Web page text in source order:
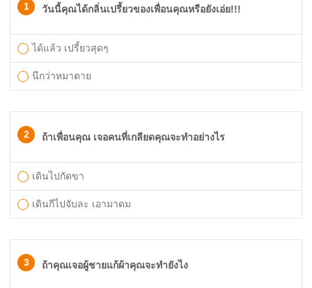
1 วันนี้คุณได้กลิ่นเปรี้ยวของเพื่อนคุณหรือยังเอ่ย!!!
ได้แล้ว เปรี้ยวสุดๆ
นึกว่าหมาตาย
2 ถ้าเพื่อนคุณ เจอคนที่เกลียดคุณจะทำอย่างไร
เดินไปกัดขา
เดินกีไปจับละ เอามาดม
3 ถ้าคุณเจอผู้ชายแก้ผ้าคุณจะทำยังไง